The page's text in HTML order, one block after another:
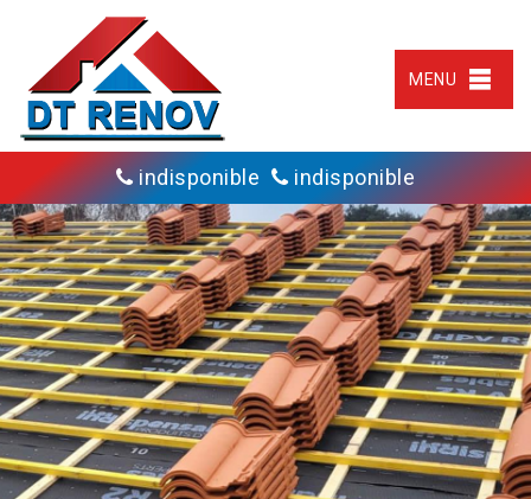
MENU
indisponible indisponible